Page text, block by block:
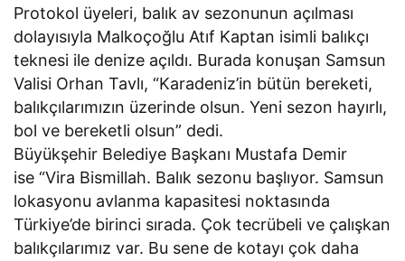
Protokol üyeleri, balık av sezonunun açılması
dolayısıyla Malkoçoğlu Atıf Kaptan isimli balıkçı
teknesi ile denize açıldı. Burada konuşan Samsun
Valisi Orhan Tavlı, “Karadeniz’in bütün bereketi,
balıkçılarımızın üzerinde olsun. Yeni sezon hayırlı,
bol ve bereketli olsun” dedi.
Büyükşehir Belediye Başkanı Mustafa Demir
ise “Vira Bismillah. Balık sezonu başlıyor. Samsun
lokasyonu avlanma kapasitesi noktasında
Türkiye’de birinci sırada. Çok tecrübeli ve çalışkan
balıkçılarımız var. Bu sene de kotayı çok daha